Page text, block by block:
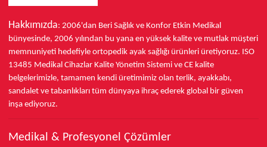
Hakkımızda: 2006'dan Beri Sağlık ve Konfor Etkin Medikal
bünyesinde, 2006 yılından bu yana en yüksek kalite ve mutlak müşteri
memnuniyeti hedefiyle ortopedik ayak sağlığı ürünleri üretiyoruz. ISO
13485 Medikal Cihazlar Kalite Yönetim Sistemi ve CE kalite
belgelerimizle, tamamen kendi üretimimiz olan terlik, ayakkabı,
sandalet ve tabanlıkları tüm dünyaya ihraç ederek global bir güven
inşa ediyoruz.
Medikal & Profesyonel Çözümler